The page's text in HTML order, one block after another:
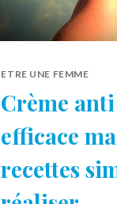
ETRE UNE FEMME
Crème
efficace
recettes